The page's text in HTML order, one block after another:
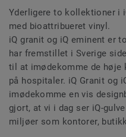
Yderligere to kollektioner i
med bioattribueret vinyl.
iQ granit og iQ eminent er
har fremstillet i Sverige
til at imødekomme de høje
på hospitaler. iQ Granit og
imødekomme en vis
gjort, at vi i dag ser iQ-
miljøer som kontorer,